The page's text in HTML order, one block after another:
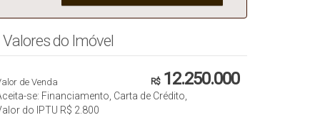
Valores do Imóvel
R$12.250.000
de Venda
se: Financiamento, Carta de Crédito,
do IPTU R$ 2.800